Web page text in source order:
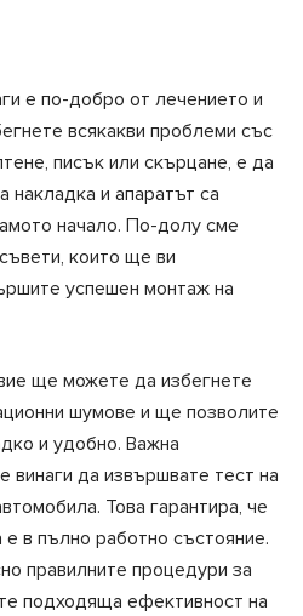
е по-добро от лечението и
всякакви проблеми със
писък или скърцане, е да
накладка и апаратът са
начало. По-долу сме
които ще ви
успешен монтаж на
ще можете да избегнете
шумове и ще позволите
и удобно. Важна
винаги да извършвате тест на
Това гарантира, че
в пълно работно състояние.
правилните процедури за
подходяща ефективност на